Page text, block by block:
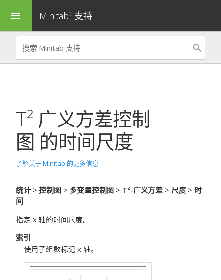
menu Minitab® 支持
T² 广义方差控制
图 的时间尺度
了解关于 Minitab 的更多信息
统计 > 控制图 > 多变量控制图 > T²-广义方差 > 尺度 > 时
间
指定 x 轴的时间尺度。
索引
使用子组数标记 x 轴。